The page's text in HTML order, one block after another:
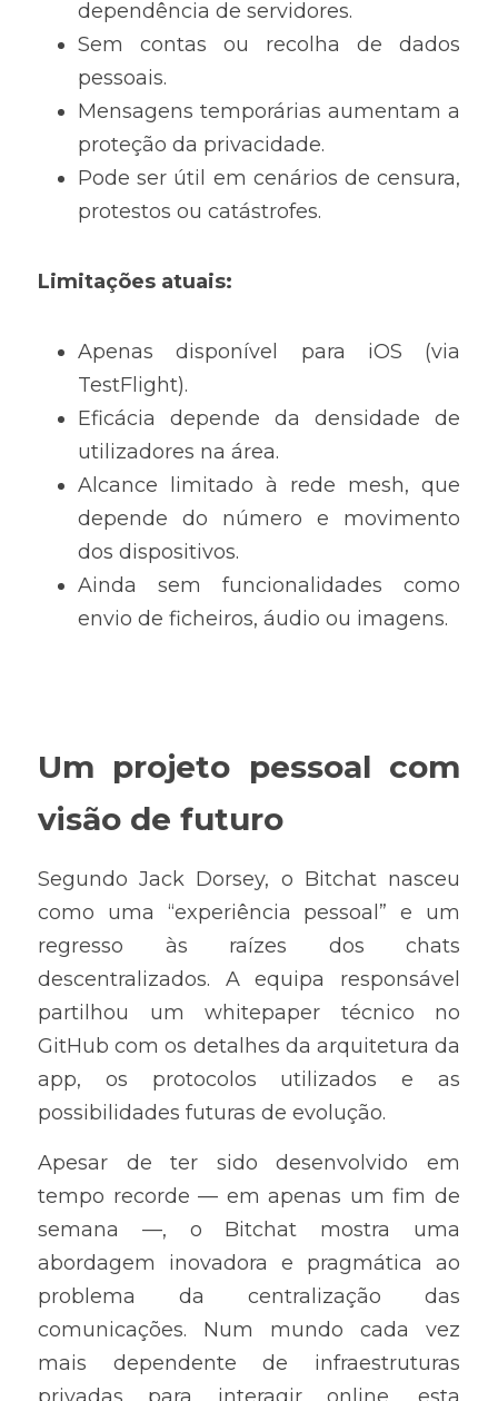
dependência de servidores.
Sem contas ou recolha de dados
pessoais.
Mensagens temporárias aumentam a
proteção da privacidade.
Pode ser útil em cenários de censura,
protestos ou catástrofes.
Limitações atuais:
Apenas disponível para iOS (via
TestFlight).
Eficácia depende da densidade de
utilizadores na área.
Alcance limitado à rede mesh, que
depende do número e movimento
dos dispositivos.
Ainda sem funcionalidades como
envio de ficheiros, áudio ou imagens.
Um projeto pessoal com
visão de futuro
Segundo Jack Dorsey, o Bitchat nasceu
como uma “experiência pessoal” e um
regresso às raízes dos chats
descentralizados. A equipa responsável
partilhou um whitepaper técnico no
GitHub com os detalhes da arquitetura da
app, os protocolos utilizados e as
possibilidades futuras de evolução.
Apesar de ter sido desenvolvido em
tempo recorde — em apenas um fim de
semana —, o Bitchat mostra uma
abordagem inovadora e pragmática ao
problema da centralização das
comunicações. Num mundo cada vez
mais dependente de infraestruturas